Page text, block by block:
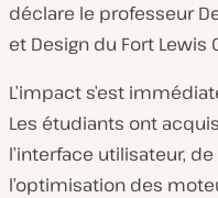
déclare le professeur
et Design du Fort Lewis
L’impact s’est
Les étudiants ont
l’interface utilisateur,
l’optimisation des